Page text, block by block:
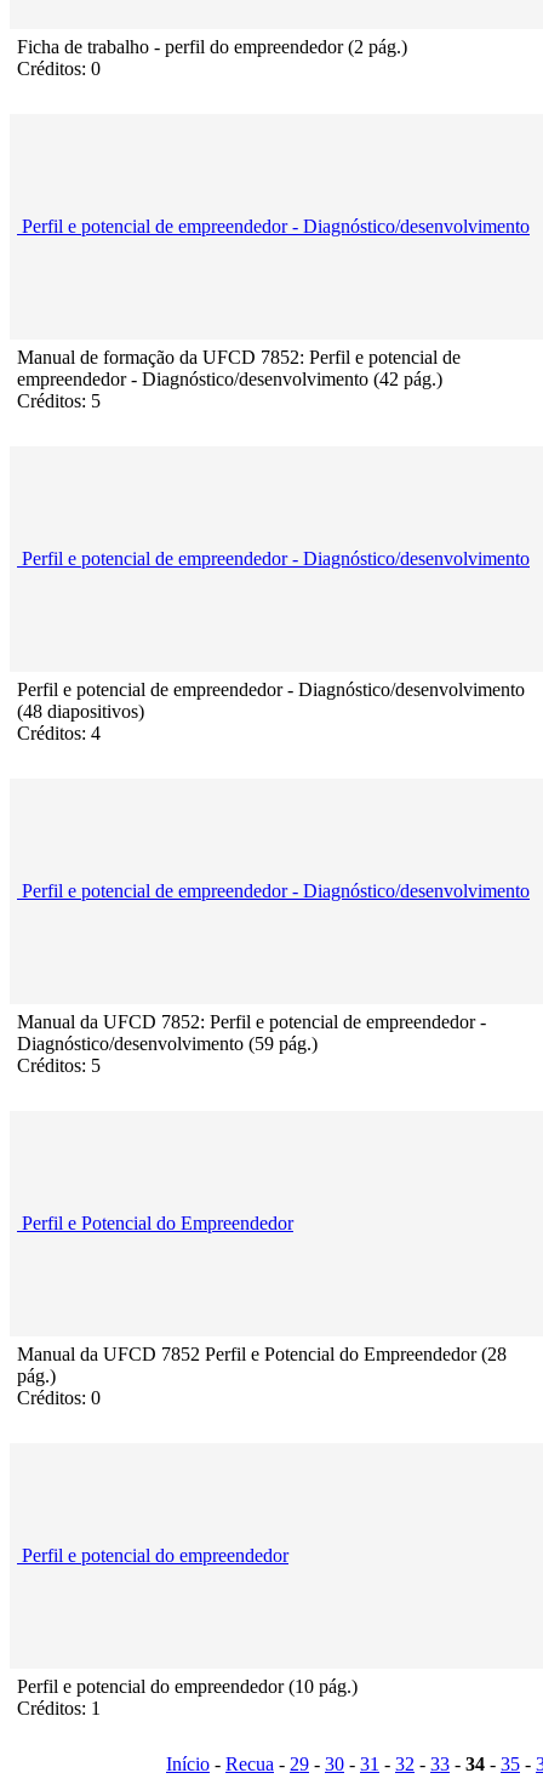
Ficha de trabalho - perfil do empreendedor (2 pág.)
Créditos: 0
Perfil e potencial de empreendedor - Diagnóstico/desenvolvimento
Manual de formação da UFCD 7852: Perfil e potencial de
empreendedor - Diagnóstico/desenvolvimento (42 pág.)
Créditos: 5
Perfil e potencial de empreendedor - Diagnóstico/desenvolvimento
Perfil e potencial de empreendedor - Diagnóstico/desenvolvimento
(48 diapositivos)
Créditos: 4
Perfil e potencial de empreendedor - Diagnóstico/desenvolvimento
Manual da UFCD 7852: Perfil e potencial de empreendedor -
Diagnóstico/desenvolvimento (59 pág.)
Créditos: 5
Perfil e Potencial do Empreendedor
Manual da UFCD 7852 Perfil e Potencial do Empreendedor (28
pág.)
Créditos: 0
Perfil e potencial do empreendedor
Perfil e potencial do empreendedor (10 pág.)
Créditos: 1
Início - Recua - 29 - 30 - 31 - 32 - 33 - 34 - 35 -